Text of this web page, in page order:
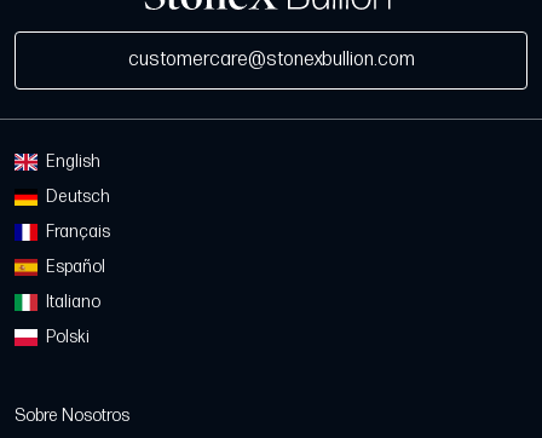
customercare@stonexbullion.com
English
Deutsch
Français
Español
Italiano
Polski
Sobre Nosotros